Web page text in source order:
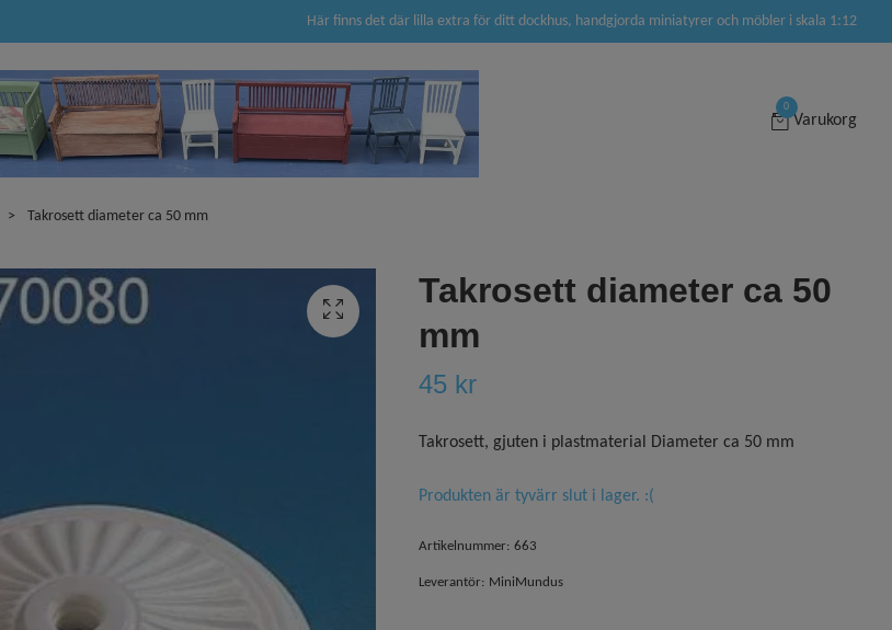
Här finns det där lilla extra för ditt dockhus, handgjorda miniatyrer och möbler i skala 1:12
0
Varukorg
Takrosett diameter ca 50 mm
Takrosett diameter ca 50
mm
45 kr
Takrosett, gjuten i plastmaterial Diameter ca 50 mm
Produkten är tyvärr slut i lager. :(
Artikelnummer: 663
Leverantör: MiniMundus